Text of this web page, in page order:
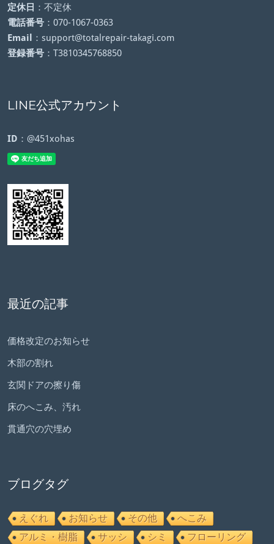
定休日 ：不定休
電話番号 ：070-1067-0363
Email
：support@totalrepair-takagi.com
登録番号 ：T3810345768850
LINE公式アカウント
ID ：@451xohas
最近の記事
価格改定のお知らせ
木部の割れ
玄関ドアの擦り傷
床のへこみ、汚れ
貫通穴の穴埋め
ブログタグ
えぐれ お知らせ その他
へこみ
アルミ・樹脂
サッシ シミ
フローリング